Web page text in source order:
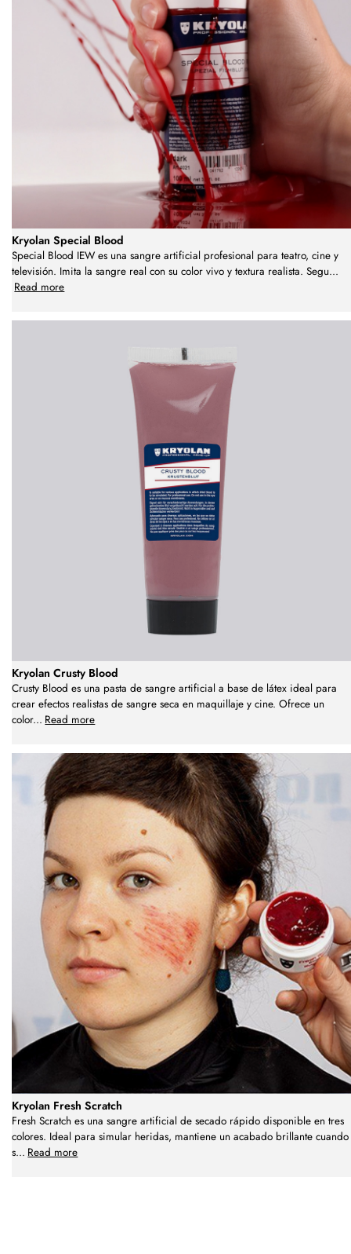
Kryolan Special Blood
Special Blood IEW es una sangre artificial profesional para teatro, cine y
televisión. Imita la sangre real con su color vivo y textura realista. Segu...
Read more
Kryolan Crusty Blood
Crusty Blood es una pasta de sangre artificial a base de látex ideal para
crear efectos realistas de sangre seca en maquillaje y cine. Ofrece un
color... Read more
Kryolan Fresh Scratch
Fresh Scratch es una sangre artificial de secado rápido disponible en tres
colores. Ideal para simular heridas, mantiene un acabado brillante cuando
s... Read more